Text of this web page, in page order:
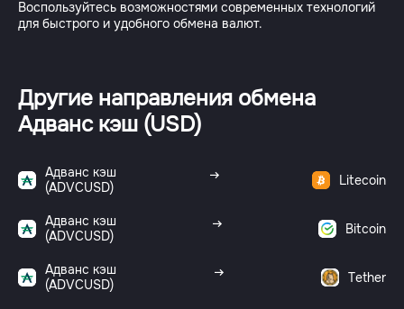
Воспользуйтесь возможностями современных технологий
для быстрого и удобного обмена валют.
Другие направления обмена
Адванс кэш (USD)
Адванс кэш
(ADVCUSD)
Litecoin
Адванс кэш
(ADVCUSD)
Bitcoin
Адванс кэш
(ADVCUSD)
Tether